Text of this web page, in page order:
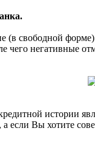
(в свободной
чего негативные
истории
а если Вы хотите